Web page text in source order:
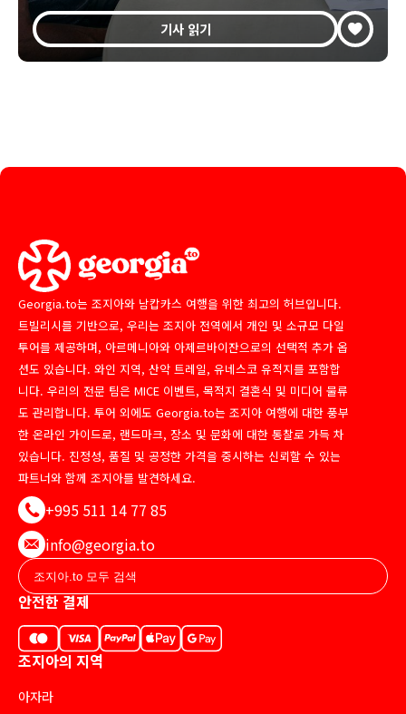
기사 읽기
Georgia.to는 조지아와 남캅카스 여행을 위한 최고의 허브입니다.
트빌리시를 기반으로, 우리는 조지아 전역에서 개인 및 소규모 다일
투어를 제공하며, 아르메니아와 아제르바이잔으로의 선택적 추가 옵
션도 있습니다. 와인 지역, 산악 트레일, 유네스코 유적지를 포함합
니다. 우리의 전문 팀은 MICE 이벤트, 목적지 결혼식 및 미디어 물류
도 관리합니다. 투어 외에도 Georgia.to는 조지아 여행에 대한 풍부
한 온라인 가이드로, 랜드마크, 장소 및 문화에 대한 통찰로 가득 차
있습니다. 진정성, 품질 및 공정한 가격을 중시하는 신뢰할 수 있는
파트너와 함께 조지아를 발견하세요.
+995 511 14 77 85
info@georgia.to
안전한 결제
조지아의 지역
아자라